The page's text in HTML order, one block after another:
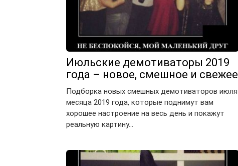
Июльские демотиваторы 2019
года – новое, смешное и свежее
Подборка новых смешных демотиваторов июля
месяца 2019 года, которые поднимут вам
хорошее настроение на весь день и покажут
реальную картину…